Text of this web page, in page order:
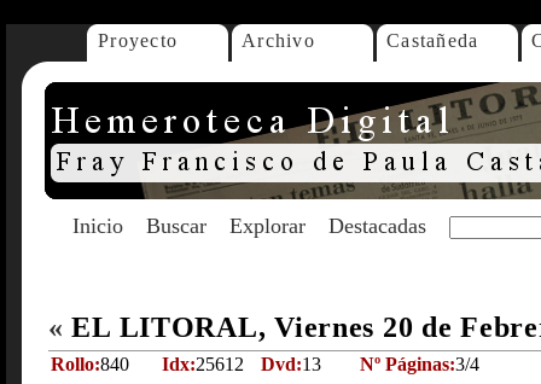
Proyecto Archivo Castañeda
Inicio Buscar Explorar Destacadas
« EL LITORAL, Viernes 20 de
Rollo:840 Idx:25612 Dvd:13 Nº Páginas:3/4